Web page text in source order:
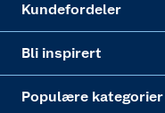
Kundefordeler
Bli inspirert
Populære kategorier